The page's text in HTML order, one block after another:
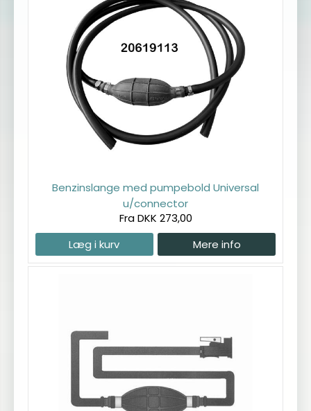
Benzinslange med pumpebold Universal
u/connector
Fra DKK 273,00
Læg i kurv
Mere info